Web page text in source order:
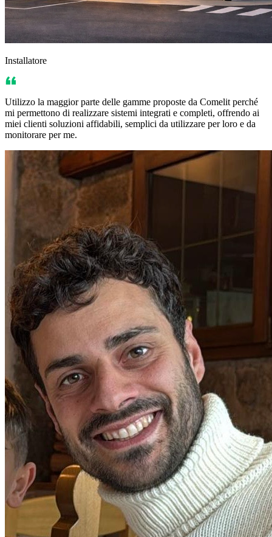
Installatore
Utilizzo la maggior parte delle gamme proposte da Comelit perché
mi permettono di realizzare sistemi integrati e completi, offrendo ai
miei clienti soluzioni affidabili, semplici da utilizzare per loro e da
monitorare per me.